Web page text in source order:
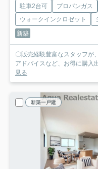
駐車2台可 プロパンガス
ウォークインクロゼット
新築
〇販売経験豊富なスタッフが
アドバイスなど、お得に購入
見る
新築一戸建